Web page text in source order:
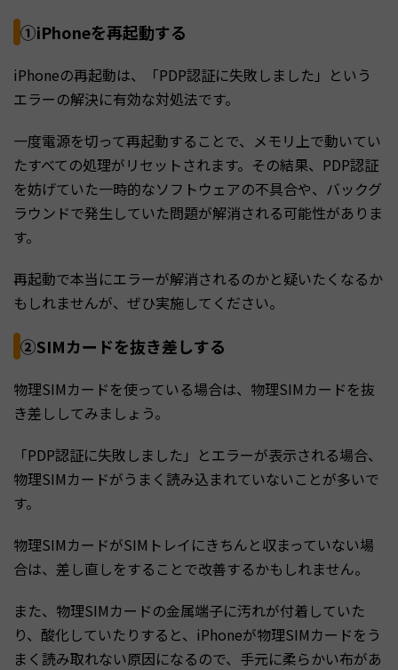
①iPhoneを再起動する
iPhoneの再起動は、「PDP認証に失敗しました」という
エラーの解決に有効な対処法です。
一度電源を切って再起動することで、メモリ上で動いてい
たすべての処理がリセットされます。その結果、PDP認証
を妨げていた一時的なソフトウェアの不具合や、バックグ
ラウンドで発生していた問題が解消される可能性がありま
す。
再起動で本当にエラーが解消されるのかと疑いたくなるか
もしれませんが、ぜひ実施してください。
②SIMカードを抜き差しする
物理SIMカードを使っている場合は、物理SIMカードを抜
き差ししてみましょう。
「PDP認証に失敗しました」とエラーが表示される場合、
物理SIMカードがうまく読み込まれていないことが多いで
す。
物理SIMカードがSIMトレイにきちんと収まっていない場
合は、差し直しをすることで改善するかもしれません。
また、物理SIMカードの金属端子に汚れが付着していた
り、酸化していたりすると、iPhoneが物理SIMカードをう
まく読み取れない原因になるので、手元に柔らかい布があ